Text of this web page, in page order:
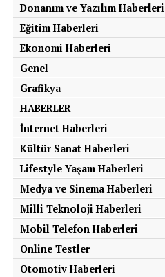
Donanım ve Yazılım Haberleri
Eğitim Haberleri
Ekonomi Haberleri
Genel
Grafikya
HABERLER
İnternet Haberleri
Kültür Sanat Haberleri
Lifestyle Yaşam Haberleri
Medya ve Sinema Haberleri
Milli Teknoloji Haberleri
Mobil Telefon Haberleri
Online Testler
Otomotiv Haberleri